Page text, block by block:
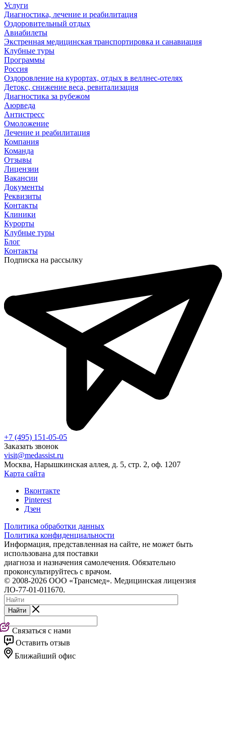
Услуги
Диагностика, лечение и реабилитация
Оздоровительный отдых
Авиабилеты
Экстренная медицинская транспортировка и санавиация
Клубные туры
Программы
Россия
Оздоровление на курортах, отдых в веллнес-отелях
Детокс, снижение веса, ревитализация
Диагностика за рубежом
Аюрведа
Антистресс
Омоложение
Лечение и реабилитация
Компания
Команда
Отзывы
Лицензии
Вакансии
Документы
Реквизиты
Контакты
Клиники
Курорты
Клубные туры
Блог
Контакты
Подписка на рассылку
+7 (495) 151-05-05
Заказать звонок
visit@medassist.ru
Москва, Нарышкинская аллея, д. 5, стр. 2, оф. 1207
Карта сайта
Вконтакте
Pinterest
Дзен
Политика обработки данных
Политика конфиденциальности
Информация, представленная на сайте, не может быть
использована для поставки
диагноза и назначения самолечения. Обязательно
проконсультируйтесь с врачом.
© 2008-2026 ООО «Трансмед». Медицинская лицензия
ЛО-77-01-011670.
Найти
Связаться с нами
Оставить отзыв
Ближайший офис